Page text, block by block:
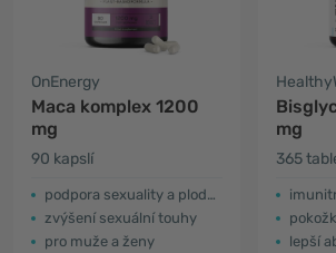
OnEnergy
Maca komplex 1200
mg
90 kapslí
podpora sexuality a plodnosti
zvýšení sexuální touhy
pro muže a ženy
mg
365
lepší